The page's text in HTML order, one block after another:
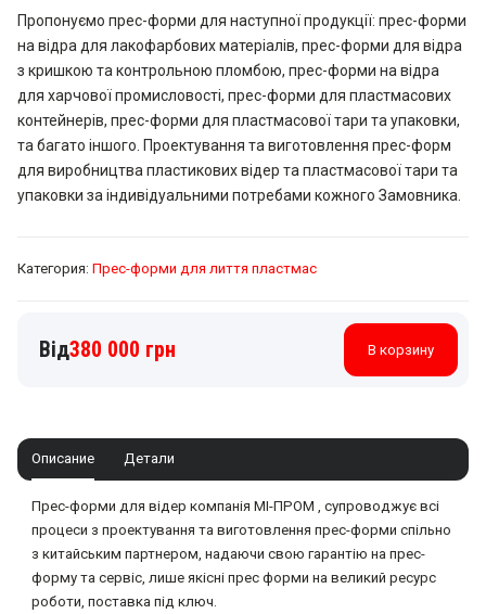
Пропонуємо прес-форми для наступної продукції: прес-форми
на відра для лакофарбових матеріалів, прес-форми для відра
з кришкою та контрольною пломбою, прес-форми на відра
для харчової промисловості, прес-форми для пластмасових
контейнерів, прес-форми для пластмасової тари та упаковки,
та багато іншого. Проектування та виготовлення прес-форм
для виробництва пластикових відер та пластмасової тари та
упаковки за індивідуальними потребами кожного Замовника.
Категория: Прес-форми для лиття пластмас
380 000 грн
Количество
товара
Прес-
та
упаковок
В корзину
Описание Детали
Прес-форми для відер компанія МІ-ПРОМ , супроводжує всі
процеси з проектування та виготовлення прес-форми спільно
з китайським партнером, надаючи свою гарантію на прес-
форму та сервіс, лише якісні прес форми на великий ресурс
роботи, поставка під ключ.